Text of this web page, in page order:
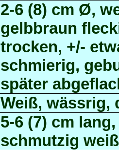
2-6 (8) cm Ø,
gelbbraun
trocken, +/-
schmierig,
später
Weiß, wässrig,
5-6 (7) cm
schmutzig